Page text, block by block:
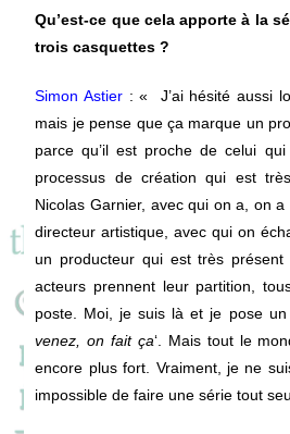
Qu’est-ce que cela apporte à la
trois casquettes ?
Simon Astier : «
J’ai hésité aussi
mais je pense que ça marque un
parce qu’il est proche de celui
processus de création qui est
Nicolas Garnier, avec qui on a, on a
directeur artistique, avec qui on
un producteur qui est très
acteurs prennent leur partition,
poste. Moi, je suis là et je pose un
venez, on fait ça‘. Mais tout le
encore plus fort. Vraiment, je ne
impossible de faire une série tout